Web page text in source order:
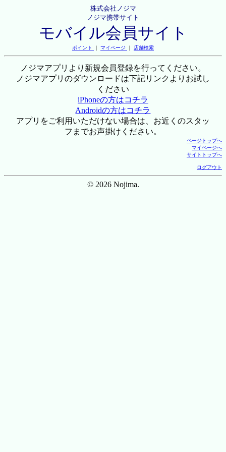
株式会社ノジマ
ノジマ携帯サイト
モバイル会員サイト
ポイント ｜ マイページ ｜ 店舗検索
ノジマアプリより新規会員登録を行ってください。
ノジマアプリのダウンロードは下記リンクよりお試し
ください
iPhoneの方はコチラ
Androidの方はコチラ
アプリをご利用いただけない場合は、お近くのスタッ
フまでお声掛けください。
ページトップへ
マイページへ
サイトトップへ
ログアウト
© 2026 Nojima.